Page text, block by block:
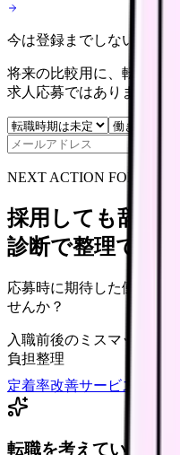
今は登録までしない人向
将来の比較用に、転職時
求人応募ではありません。
NEXT ACTION FOR
採用しても辞め
診断で整理できま
応募時に期待した働き方
せんか？
入職前後のミスマッチ 初
負担整理
定着率改善サービスを相談
転職を考えている看